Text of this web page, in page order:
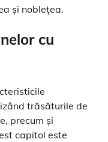
și noblețea.
cu
trăsăturile de
precum și
capitol este